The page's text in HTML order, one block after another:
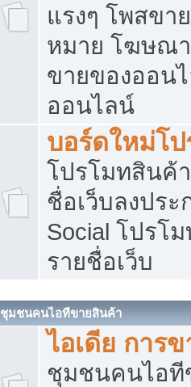
แรงๆ โพสขา
หมาย โฆษณ
ขายของออน
ออนไลน์
บอร์ดใหม่โ
โปรโมทสินค้
ชื่อเว็บลงปร
Social โปรโ
รายชื่อเว็บ
ชุมชนคนไอทีขายสินค้า
ไอเดีย การ
ชุมชนคนไอที